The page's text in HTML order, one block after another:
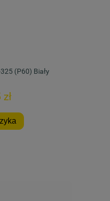
(P60) Biały